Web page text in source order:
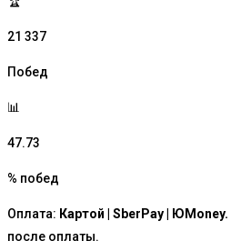
21 337
Побед
📊
47.73
% побед
Оплата: Картой | SberPay | ЮMoney.
после оплаты.